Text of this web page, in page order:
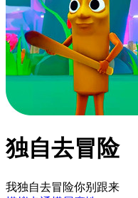
独自去冒险
我独自去冒险你别跟来